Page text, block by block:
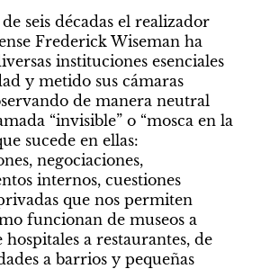
seis décadas el realizador
Frederick Wiseman ha
instituciones esenciales
y metido sus cámaras
de manera neutral
“invisible” o “mosca en la
sucede en ellas:
negociaciones,
internos, cuestiones
que nos permiten
funcionan de museos a
hospitales a restaurantes, de
a barrios y pequeñas